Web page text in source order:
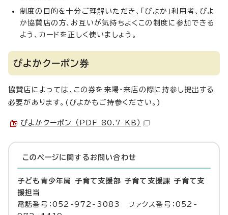
制度の目的を十分ご理解いただき、「ぴよか」利用者、ぴよ
か協賛店の方、お互いが気持ちよくこの制度に参加できる
よう、カードを正しく使いましょう。
ぴよかクーポン券
協賛店によっては、この券を来場・来店の際に持参し提出する
必要があります。(ぴよかもご持参ください。)
ぴよかクーポン （PDF 80.7 KB）
このページに関する お問い合わせ
子ども青少年局 子育て支援部 子育て支援課 子育て支
援担当
電話番号：052-972-3083 ファクス番号：052-